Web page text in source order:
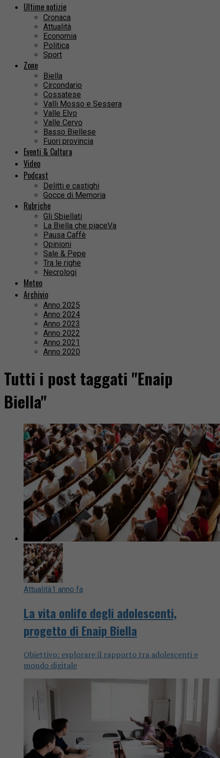
Ultime notizie
Cronaca
Attualità
Economia
Politica
Sport
Zone
Biella
Circondario
Cossatese
Valli Mosso e Sessera
Valle Elvo
Valle Cervo
Basso Biellese
Fuori provincia
Eventi & Cultura
Video
Podcast
Delitti e castighi
Gocce di Memoria
Rubriche
Gli Sbiellati
La Biella che piaceVa
Pausa Caffè
Opinioni
Sale & Pepe
Tra le righe
Necrologi
Meteo
Archivio
Anno 2025
Anno 2024
Anno 2023
Anno 2022
Anno 2021
Anno 2020
Tutti i post taggati "Enaip
Biella"
Attualità1 anno fa
La vita onlife degli adolescenti,
progetto di Enaip Biella
Obiettivo: esplorare il rapporto tra adolescenti e
mondo digitale